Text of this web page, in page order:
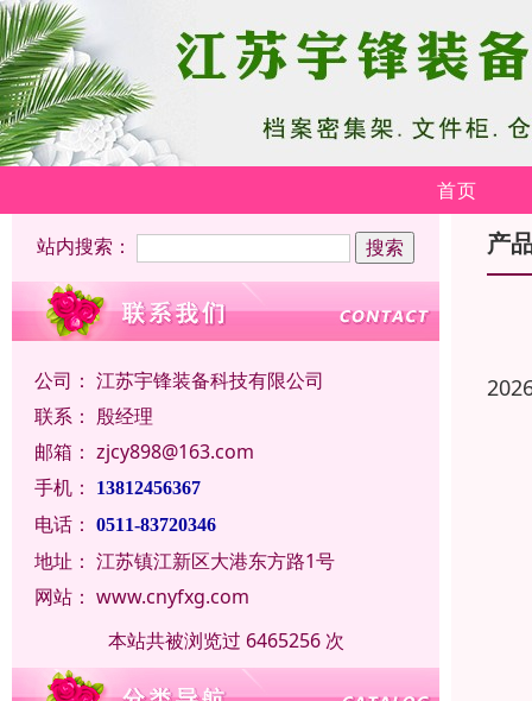
首页
站内搜索：
公司： 江苏宇锋装备科技有限公司
联系： 殷经理
邮箱： zjcy898@163.com
手机：
13812456367
电话： 0511-83720346
地址： 江苏镇江新区大港东方路1号
网站： www.cnyfxg.com
本站共被浏览过 6465256 次
产